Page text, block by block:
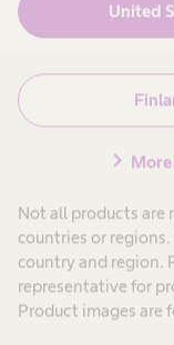
United
chevron_right More
Not all products are
countries or
country and region.
representative for
Product images are